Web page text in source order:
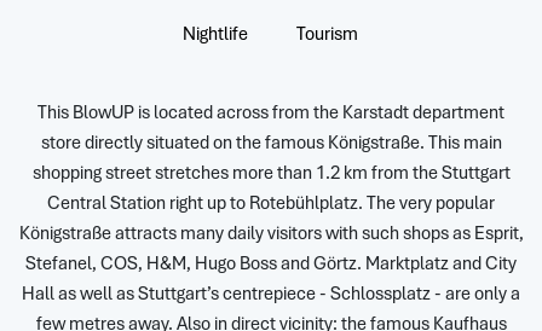
Nightlife Tourism
This BlowUP is located across from the Karstadt department
store directly situated on the famous Königstraße. This main
shopping street stretches more than 1.2 km from the Stuttgart
Central Station right up to Rotebühlplatz. The very popular
Königstraße attracts many daily visitors with such shops as Esprit,
Stefanel, COS, H&M, Hugo Boss and Görtz. Marktplatz and City
Hall as well as Stuttgart’s centrepiece - Schlossplatz - are only a
few metres away. Also in direct vicinity: the famous Kaufhaus